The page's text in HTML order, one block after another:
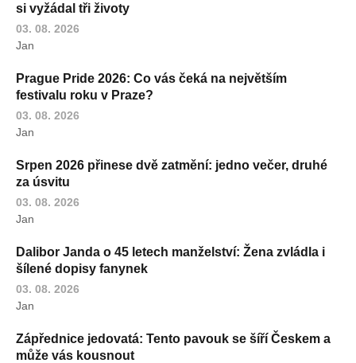
si vyžádal tři životy
03. 08. 2026
Jan
Prague Pride 2026: Co vás čeká na největším
festivalu roku v Praze?
03. 08. 2026
Jan
Srpen 2026 přinese dvě zatmění: jedno večer, druhé
za úsvitu
03. 08. 2026
Jan
Dalibor Janda o 45 letech manželství: Žena zvládla i
šílené dopisy fanynek
03. 08. 2026
Jan
Zápřednice jedovatá: Tento pavouk se šíří Českem a
může vás kousnout